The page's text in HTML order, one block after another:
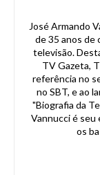
José Armando
de 35 anos de
televisão.
TV Gazeta,
referência no
no SBT, e ao
"Biografia da
Vannucci é seu
os